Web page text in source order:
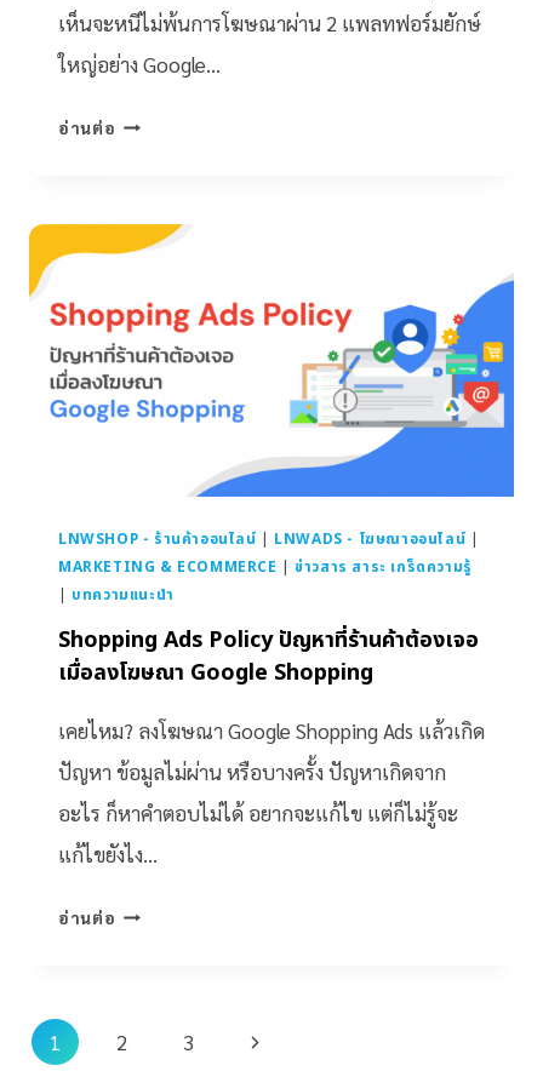
เห็นจะหนีไม่พ้นการโฆษณาผ่าน 2 แพลทฟอร์มยักษ์
ใหญ่อย่าง Google…
อ่านต่อ
LNWSHOP - ร้านค้าออนไลน์ | LNWADS - โฆษณาออนไลน์ |
MARKETING & ECOMMERCE |ข่าวสาร สาระ เกร็ดความรู้
| บทความแนะนำ
Shopping Ads Policy ปัญหาที่ร้านค้าต้องเจอ
เมื่อลงโฆษณา Google Shopping
เคยไหม? ลงโฆษณา Google Shopping Ads แล้วเกิด
ปัญหา ข้อมูลไม่ผ่าน หรือบางครั้ง ปัญหาเกิดจาก
อะไร ก็หาคำตอบไม่ได้ อยากจะแก้ไข แต่ก็ไม่รู้จะ
แก้ไขยังไง…
อ่านต่อ
1 2 3